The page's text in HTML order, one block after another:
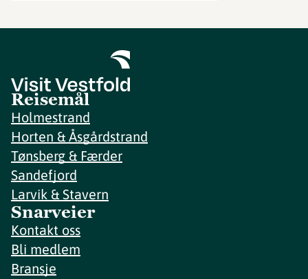
Reisemål
Holmestrand
Horten & Åsgårdstrand
Tønsberg & Færder
Sandefjord
Larvik & Stavern
Snarveier
Kontakt oss
Bli medlem
Bransje